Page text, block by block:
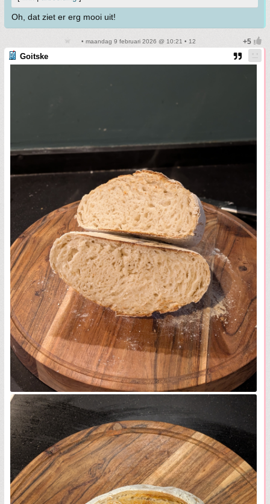
Oh, dat ziet er erg mooi uit!
• maandag 9 februari 2026 @ 10:21 • 12
Goitske